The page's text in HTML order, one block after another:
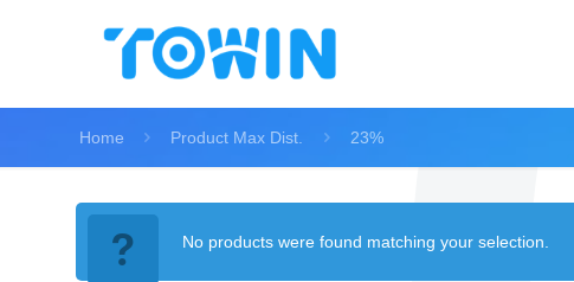
Home Product Max Dist. 23%
No products were found matching your selection.